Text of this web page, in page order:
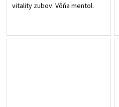
vitality zubov. Vôňa mentol.